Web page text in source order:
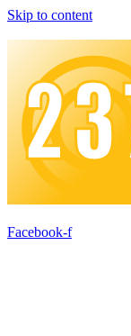
Skip to content
Facebook-f